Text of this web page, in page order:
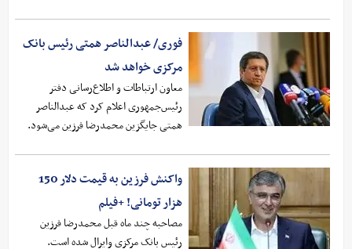
فوری/ عبدالناصر همتی رئیس بانک
مرکزی خواهد شد
معاون ارتباطات و اطلاع‌رسانی دفتر
رئیس‌جمهوری اعلام کرد که عبدالناصر
همتی جایگزین محمدرضا فرزین می‌شود.
واکنش فرزین به قیمت دلار 150
هزار تومانی! +فیلم
مصاحبه چند ماه قبل محمدرضا فرزین
رئیس بانک مرکزی وایرال شده است.